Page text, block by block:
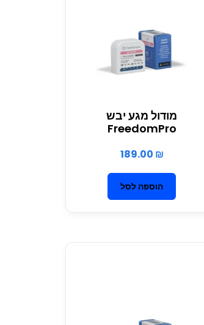
מודול מגע יבש
FreedomPro
189.00 ₪
הוספה לסל